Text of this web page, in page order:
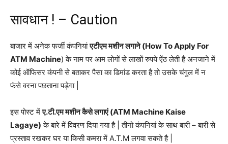
सावधान ! – Caution
बाजार में अनेक फर्जी कंपनियांएटीएम मशीन लगाने (How To Apply For
ATM Machine) के नाम पर आम लोगों से लाखों रुपये ऐंठ लेती है अनजाने में
कोई ऑफिसर कंपनी से बताकर पैसा का डिमांड करता है तो उसके चंगुल में न
फंसे वरना पछताना पड़ेगा |
इस पोस्ट मेंए.टी.एम मशीन कैसे लगाएं (ATM Machine Kaise
Lagaye) के बारे में विवरण दिया गया है | तीनो कंपनियां के साथ बारी – बारी से
प्रस्ताव रखकर घर या किसी कमरा में A.T.M लगवा सकते है |